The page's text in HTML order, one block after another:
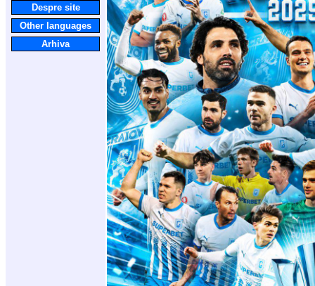
Despre site
Other languages
Arhiva